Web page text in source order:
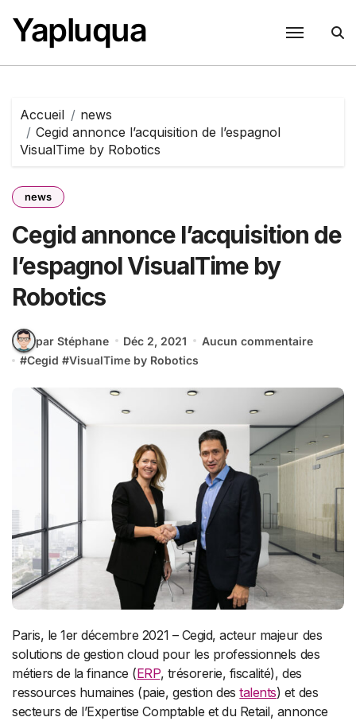
au
contenu
Yapluqua
Accueil
news
Cegid annonce l’acquisition de l’espagnol
VisualTime by Robotics
news
Cegid annonce l’acquisition de
l’espagnol VisualTime by
Robotics
par Stéphane Déc 2, 2021
Aucun commentaire
#Cegid #VisualTime by Robotics
Paris, le 1er décembre 2021 – Cegid, acteur majeur des
solutions de gestion cloud pour les professionnels des
métiers de la finance (ERP, trésorerie, fiscalité), des
ressources humaines (paie, gestion destalents) et des
secteurs de l’Expertise Comptable et du Retail, annonce